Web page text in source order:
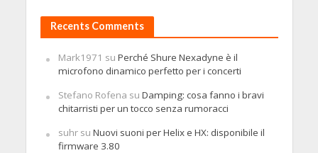
Recents Comments
Mark1971 su Perché Shure Nexadyne è il
microfono dinamico perfetto per i concerti
Stefano Rofena su Damping: cosa fanno i bravi
chitarristi per un tocco senza rumoracci
suhrsu Nuovi suoni per Helix e HX: disponibile il
firmware 3.80